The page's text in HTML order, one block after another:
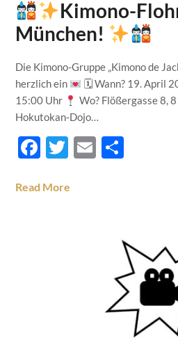
Kimono-
München!
Die Kimono-Gruppe „Kimono de
herzlich ein
🗓 Wann? 19. April
15:00 Uhr
Wo? Flößergasse 8,
Hokutokan-Dojo…
Facebook
Twitter
Email
Read More